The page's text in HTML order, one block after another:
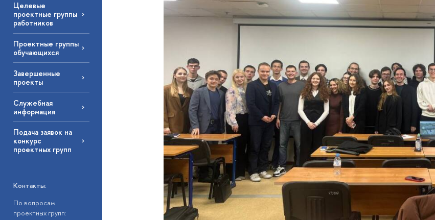
Целевые
проектные группы
работников
Проектные группы
обучающихся
Завершенные
проекты
Служебная
информация
Подача заявок на
конкурс
проектных групп
Контакты:
По вопросам
проектных групп: